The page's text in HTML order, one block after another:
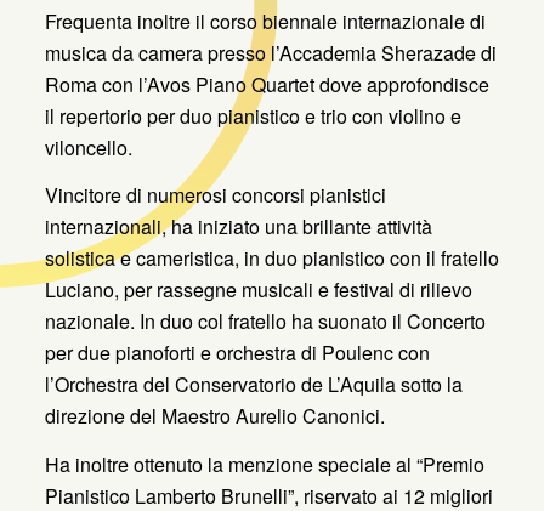
Frequenta inoltre il corso biennale internazionale di
musica da camera presso l’Accademia Sherazade di
Roma con l’Avos Piano Quartet dove approfondisce
il repertorio per duo pianistico e trio con violino e
viloncello.
Vincitore di numerosi concorsi pianistici
internazionali, ha iniziato una brillante attività
solistica e cameristica, in duo pianistico con il fratello
Luciano, per rassegne musicali e festival di rilievo
nazionale. In duo col fratello ha suonato il Concerto
per due pianoforti e orchestra di Poulenc con
l’Orchestra del Conservatorio de L’Aquila sotto la
direzione del Maestro Aurelio Canonici.
Ha inoltre ottenuto la menzione speciale al “Premio
Pianistico Lamberto Brunelli”, riservato ai 12 migliori